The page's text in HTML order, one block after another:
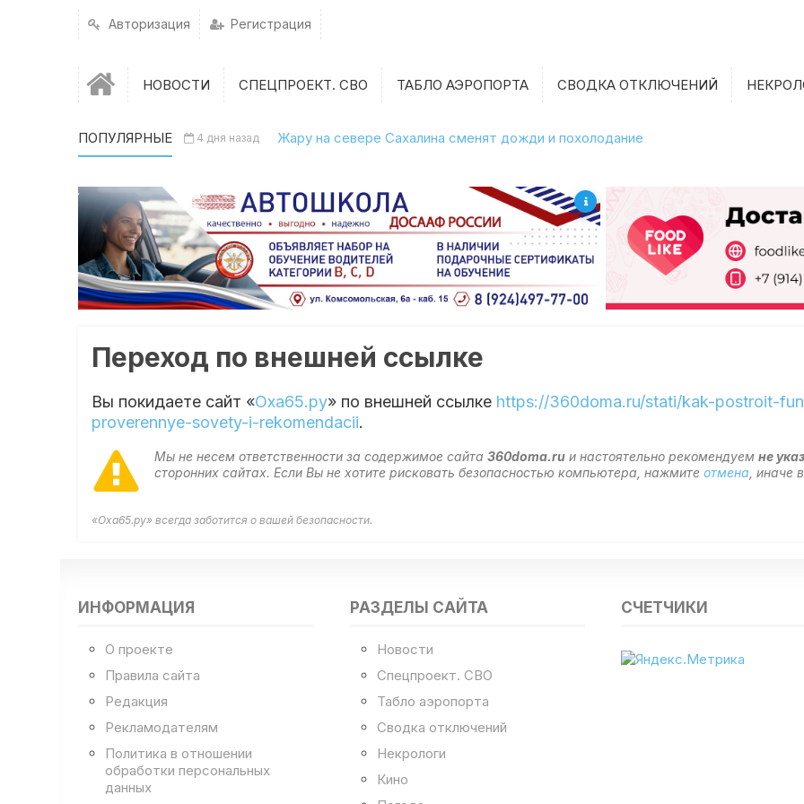
Авторизация Регистрация
НОВОСТИ СПЕЦПРОЕКТ. СВО ТАБЛО АЭРОПОРТА СВОДКА ОТКЛЮЧЕНИЙ
ПОПУЛЯРНЫЕ 4 дня назад Жару на севере Сахалина сменят дожди и похолодание
Переход по внешней ссылке
Вы покидаете сайт «Оха65.ру» по внешней ссылке https://360doma.ru/stati/kak-postroit-
proverennye-sovety-i-rekomendacii.
Мы не несем ответственности за содержимое сайта360doma.ru и настоятельно рекомендуемне
сторонних сайтах. Если Вы не хотите рисковать безопасностью компьютера, нажмитеотмена ,
«Оха65.ру» всегда заботится о вашей безопасности.
ИНФОРМАЦИЯ
О проекте
Правила сайта
Редакция
Рекламодателям
Политика в отношении
обработки персональных
данных
РАЗДЕЛЫ САЙТА
Новости
Спецпроект. СВО
Табло аэропорта
Сводка отключений
Некрологи
Кино
СЧЕТЧИКИ